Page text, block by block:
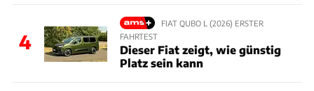
4
FIAT QUBO L (2026) ERSTER
FAHRTEST
Dieser Fiat zeigt, wie günstig
Platz sein kann